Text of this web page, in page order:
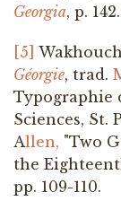
Georgia, p.
[5]
Géorgie, trad.
Typographie
Sciences, St.
Allen, "Two
the
pp. 109-110.